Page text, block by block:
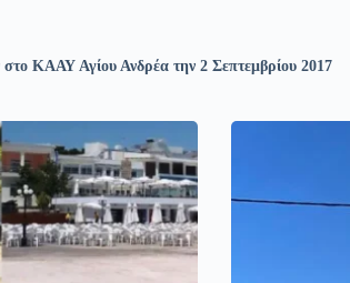
ΚΑΑΥ Αγίου Ανδρέα την 2 Σεπτεμβρίου 2017